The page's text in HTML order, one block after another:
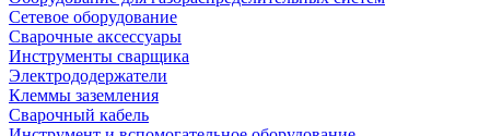
Сетевое оборудование
Сварочные аксессуары
Инструменты сварщика
Электрододержатели
Клеммы заземления
Сварочный кабель